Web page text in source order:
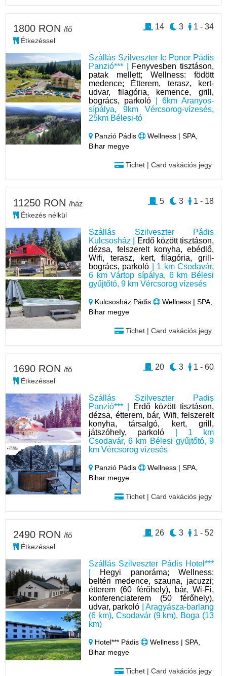
Szállás Szilveszter Ic Ponor Pádis
Panzió*** | Fenyvesben tisztáson,
patak mellett; Wellness: födött
medence; Étterem, terasz, kert-
udvar, filagória, kemence, grill,
bogrács, parkoló | 6km Aranyos-
sípálya, 9km Vércsorog-vízesés,
25km Bélesi-tó
Panzió Pádis
Wellness | SPA,
Bihar megye
Tichet | Card vakációs jegy
1800 RON /fő
Étkezéssel
1 - 34
3
14
Szállás Szilveszter Pádis
Kulcsosház |
Erdő között tisztáson,
dézsa, felszerelt konyha, ebédlő,
Wifi, terasz, kert, filagória, grill-
bogrács, parkoló | 1 km Csodavár,
6 km Vártop sípálya, 6 km Bélesi
gyűjtőtó, 9 km Vércsorog vízesés
Kulcsosház Pádis
Wellness | SPA,
Bihar megye
Tichet | Card vakációs jegy
11250 RON /ház
Étkezés nélkül
1 - 18
3
5
Szállás Szilveszter Padiș
Panzió*** |
Erdő között tisztáson,
dézsa, étterem, bár, Wifi, felszerelt
konyha, társalgó, kert, grill,
játszóhely, parkoló | 1 km
Csodavár, 6 km Bélesi gyűjtőtó, 9
km Vércsorog vízesés
Panzió Pádis
Wellness | SPA,
Bihar megye
Tichet | Card vakációs jegy
1690 RON /fő
Étkezéssel
1 - 60
3
20
Szállás Szilveszter Pádis Hotel***
Hegyi panoráma; Wellness:
beltéri medence, szauna, jacuzzi;
étterem (60 férőhely), bár, Wi-Fi,
konferenciaterem (50 férőhely),
udvar, parkoló | Aragyásza-barlang
(6 km), Csodavár (9 km), Boga (13
km)
Hotel*** Pádis
Wellness | SPA,
Bihar megye
Tichet | Card vakációs jegy
2490 RON /fő
Étkezéssel
1 - 52
3
26